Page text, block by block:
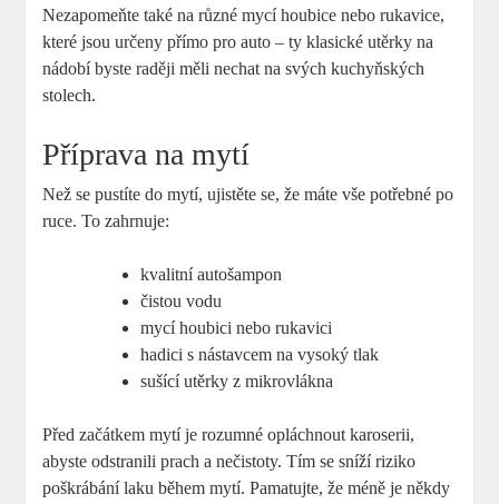
Nezapomeňte také na různé mycí houbice nebo rukavice,
které jsou určeny přímo pro auto – ty klasické utěrky na
nádobí byste raději měli nechat na svých kuchyňských
stolech.
Příprava na mytí
Než se pustíte do mytí, ujistěte se, že máte vše potřebné po
ruce. To zahrnuje:
kvalitní autošampon
čistou vodu
mycí houbici nebo rukavici
hadici s nástavcem na vysoký tlak
sušící utěrky z mikrovlákna
Před začátkem mytí je rozumné opláchnout karoserii,
abyste odstranili prach a nečistoty. Tím se sníží riziko
poškrábání laku během mytí. Pamatujte, že méně je někdy